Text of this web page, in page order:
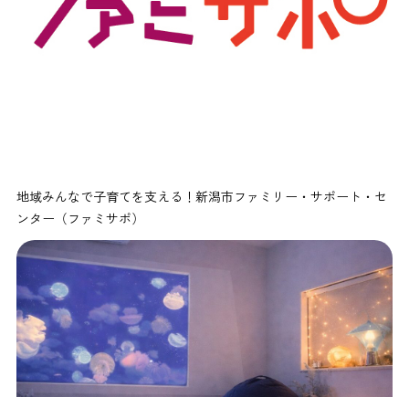
地域みんなで子育てを支える！新潟市ファミリー・サポート・セ
ンター（ファミサポ）